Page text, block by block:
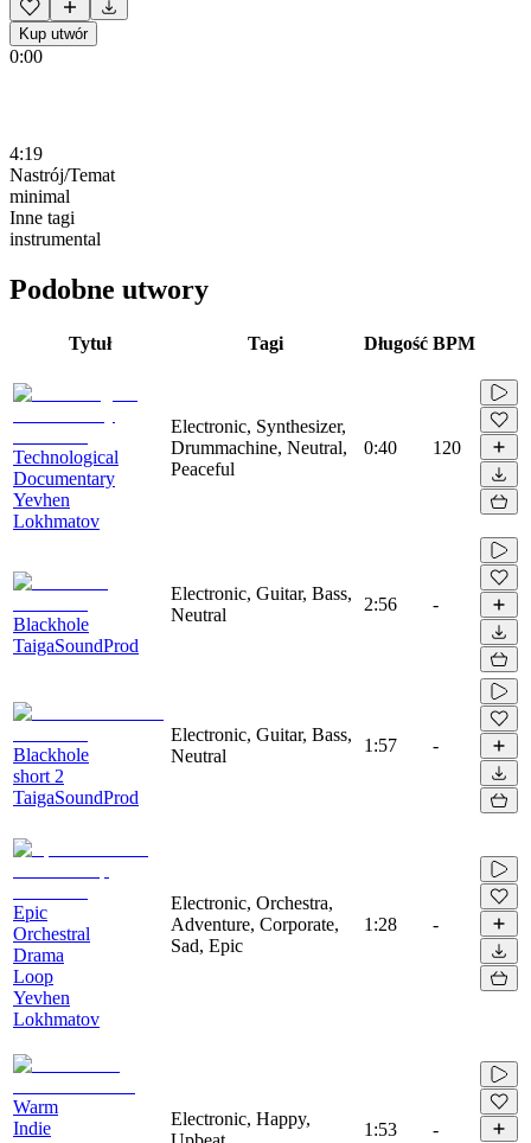
Kup utwór
0:00
4:19
Nastrój/Temat
minimal
Inne tagi
instrumental
Podobne utwory
Tytuł Tagi Długość BPM
Technological
Documentary
Yevhen
Lokhmatov
Electronic, Synthesizer,
Drummachine, Neutral,
Peaceful
0:40 120
Blackhole
TaigaSoundProd
Electronic, Guitar, Bass,
Neutral
2:56 -
Blackhole
short 2
TaigaSoundProd
Electronic, Guitar, Bass,
Neutral
1:57 -
Epic
Orchestral
Drama
Loop
Yevhen
Lokhmatov
Electronic, Orchestra,
Adventure, Corporate,
Sad, Epic
1:28 -
Warm
Indie
Electronic, Happy,
1:53 -